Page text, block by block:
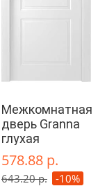
Межкомнатная
дверь Granna
глухая
578.88 р.
643.20 р. -10%